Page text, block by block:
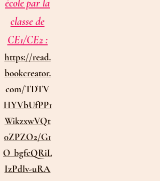
école par la
classe de
CE1/CE2 :
https://read.
bookcreator.
com/TDTV
HYVbUfPP1
WikzxwVQt
0ZPZO2/G1
O_bgfcQRiL
IzPdlv-uRA